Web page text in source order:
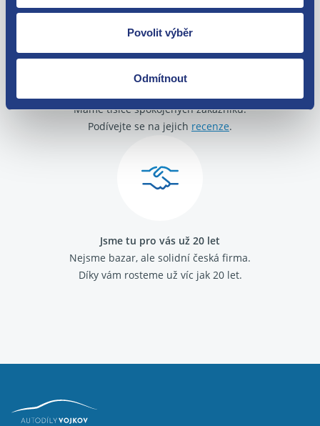
Povolit výběr
Odmítnout
Máme tisíce spokojených zákazníků.
Podívejte se na jejich recenze.
Jsme tu pro vás už 20 let
Nejsme bazar, ale solidní česká firma.
Díky vám rosteme už víc jak 20 let.